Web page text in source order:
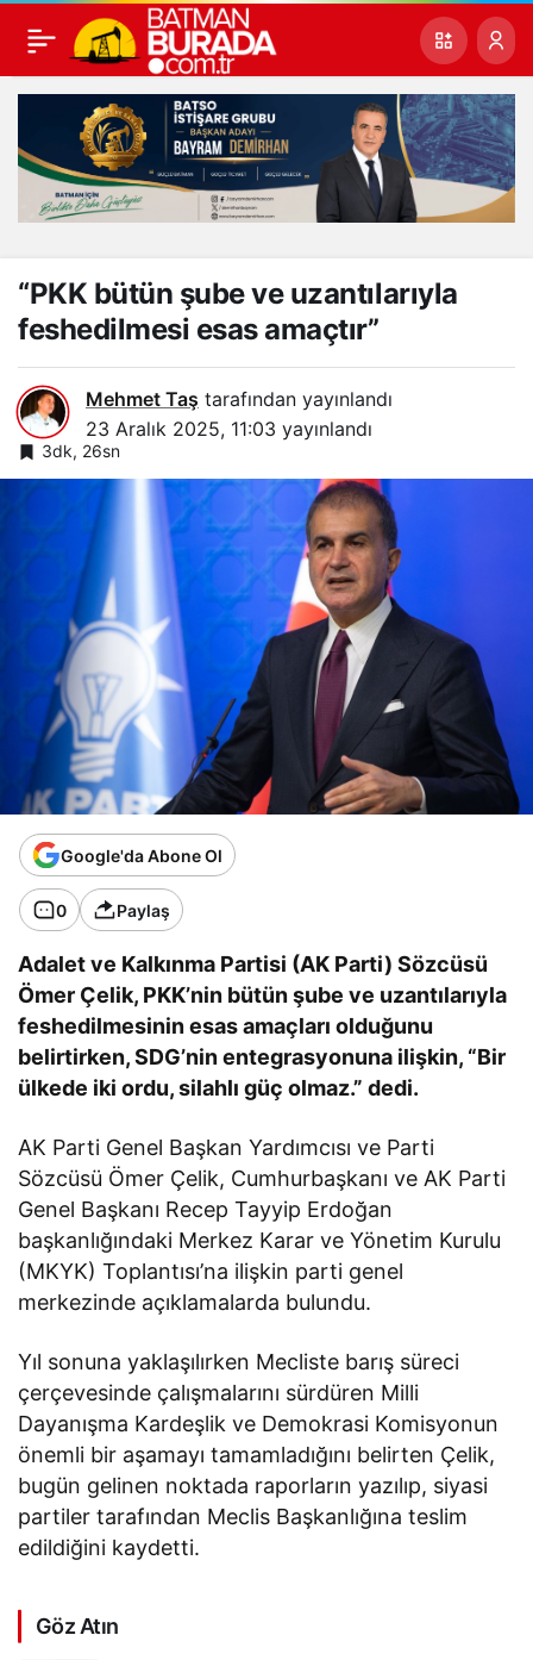
“PKK bütün şube ve uzantılarıyla
feshedilmesi esas amaçtır”
Mehmet Taş tarafından yayınlandı
23 Aralık 2025, 11:03 yayınlandı
3dk, 26sn
Google'da Abone Ol
0 Paylaş
Adalet ve Kalkınma Partisi (AK Parti) Sözcüsü
Ömer Çelik, PKK’nin bütün şube ve uzantılarıyla
feshedilmesinin esas amaçları olduğunu
belirtirken, SDG’nin entegrasyonuna ilişkin, “Bir
ülkede iki ordu, silahlı güç olmaz.” dedi.
AK Parti Genel Başkan Yardımcısı ve Parti
Sözcüsü Ömer Çelik, Cumhurbaşkanı ve AK Parti
Genel Başkanı Recep Tayyip Erdoğan
başkanlığındaki Merkez Karar ve Yönetim Kurulu
(MKYK) Toplantısı’na ilişkin parti genel
merkezinde açıklamalarda bulundu.
Yıl sonuna yaklaşılırken Mecliste barış süreci
çerçevesinde çalışmalarını sürdüren Milli
Dayanışma Kardeşlik ve Demokrasi Komisyonun
önemli bir aşamayı tamamladığını belirten Çelik,
bugün gelinen noktada raporların yazılıp, siyasi
partiler tarafından Meclis Başkanlığına teslim
edildiğini kaydetti.
Göz Atın